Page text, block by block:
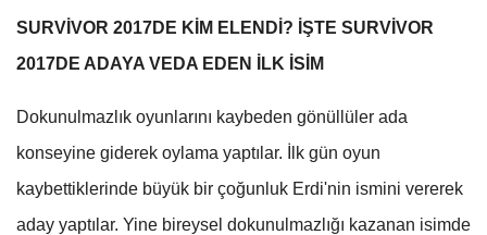
SURVİVOR 2017DE KİM ELENDİ? İŞTE SURVİVOR
2017DE ADAYA VEDA EDEN İLK İSİM
Dokunulmazlık oyunlarını kaybeden gönüllüler ada
konseyine giderek oylama yaptılar. İlk gün oyun
kaybettiklerinde büyük bir çoğunluk Erdi'nin ismini vererek
aday yaptılar. Yine bireysel dokunulmazlığı kazanan isimde